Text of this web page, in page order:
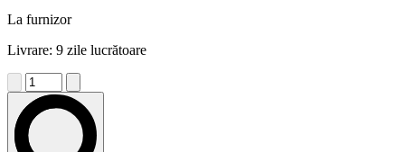
La furnizor
Livrare: 9 zile lucrătoare